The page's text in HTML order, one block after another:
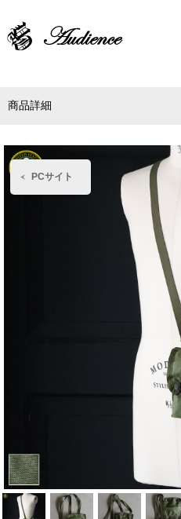
PCサイト
商品詳細